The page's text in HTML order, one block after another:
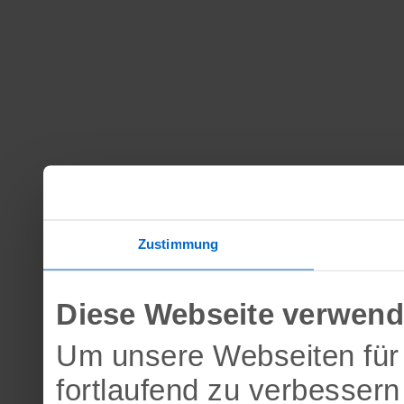
Zustimmung
Diese Webseite
Um unsere Webseiten
fortlaufend zu